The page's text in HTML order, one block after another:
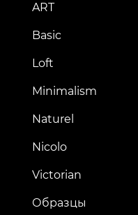
ART
Basic
Loft
Minimalism
Naturel
Nicolo
Victorian
Образцы